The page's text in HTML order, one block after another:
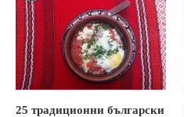
25 традиционни български